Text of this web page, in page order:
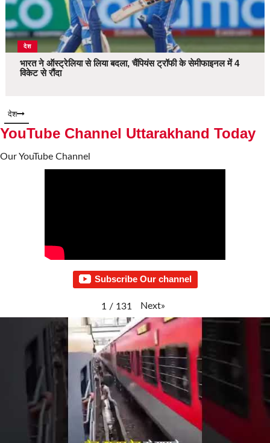
देश
भारत ने ऑस्ट्रेलिया से लिया बदला, चैंपियंस ट्रॉफी के सेमीफाइनल में 4
विकेट से रौंदा
देश
YouTube Channel Uttarakhand Today
Our YouTube Channel
Subscribe Our channel
1 / 131 Next»